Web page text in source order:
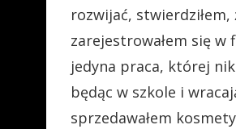
rozwijać,
zarejestrowałem się
jedyna praca, której
będąc w szkole i
sprzedawałem